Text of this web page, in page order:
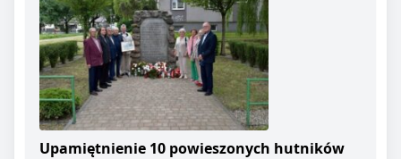
Upamiętnienie 10 powieszonych hutników